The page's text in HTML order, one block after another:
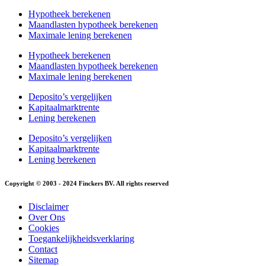
Hypotheek berekenen
Maandlasten hypotheek berekenen
Maximale lening berekenen
Hypotheek berekenen
Maandlasten hypotheek berekenen
Maximale lening berekenen
Deposito’s vergelijken
Kapitaalmarktrente
Lening berekenen
Deposito’s vergelijken
Kapitaalmarktrente
Lening berekenen
Copyright © 2003 - 2024 Finckers BV. All rights reserved
Disclaimer
Over Ons
Cookies
Toegankelijkheidsverklaring
Contact
Sitemap